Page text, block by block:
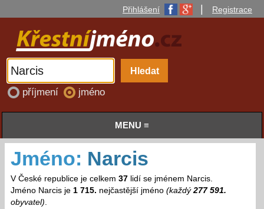
Přihlášení Registrace
příjmení jméno
MENU ≡
Jméno: Narcis
V České republice je celkem 37lidí se jménem Narcis.
Jméno Narcis je 1 715. nejčastější jméno (každý277 591.
obyvatel).